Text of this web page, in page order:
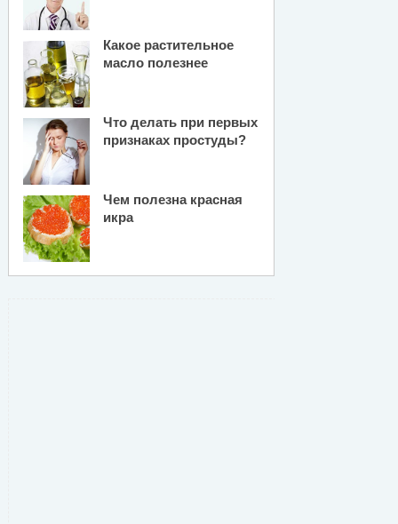
Какое растительное
масло полезнее
Что делать при первых
признаках простуды?
Чем полезна красная
икра